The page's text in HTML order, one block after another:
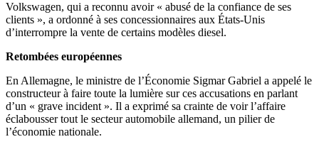
Volkswagen, qui a reconnu avoir « abusé de la confiance de ses
clients », a ordonné à ses concessionnaires aux États-Unis
d’interrompre la vente de certains modèles diesel.
Retombées européennes
En Allemagne, le ministre de l’Économie Sigmar Gabriel a appelé le
constructeur à faire toute la lumière sur ces accusations en parlant
d’un « grave incident ». Il a exprimé sa crainte de voir l’affaire
éclabousser tout le secteur automobile allemand, un pilier de
l’économie nationale.